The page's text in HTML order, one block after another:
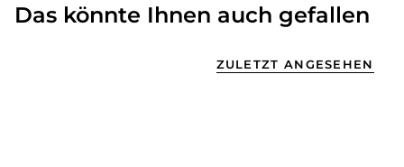
Das könnte Ihnen auch gefallen
ZULETZT ANGESEHEN